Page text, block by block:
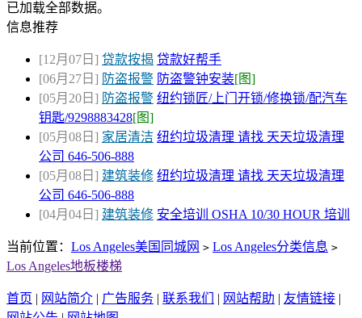
已加载全部数据。
信息推荐
[12月07日] 贷款按揭 贷款好帮手
[06月27日] 防盗报警 防盗警钟安装[图]
[05月20日] 防盗报警 纽约锁匠/上门开锁/修换锁/配汽车
钥匙/9298883428[图]
[05月08日] 家居清洁 纽约垃圾清理 请找 天天垃圾清理
公司 646-506-888
[05月08日] 建筑装修 纽约垃圾清理 请找 天天垃圾清理
公司 646-506-888
[04月04日] 建筑装修 安全培训 OSHA 10/30 HOUR 培训
当前位置： Los Angeles美国同城网 > Los Angeles分类信息 >
Los Angeles地板楼梯
首页 | 网站简介 | 广告服务 | 联系我们 | 网站帮助 | 友情链接 |